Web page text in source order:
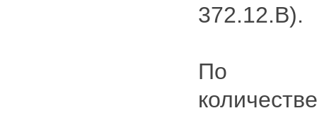
372.12.В).
По